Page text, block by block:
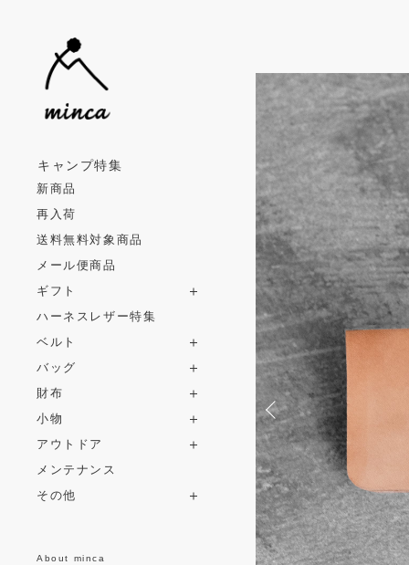
キャンプ特集
新商品
再入荷
送料無料対象商品
メール便商品
ギフト
ハーネスレザー特集
ベルト
バッグ
財布
小物
アウトドア
メンテナンス
その他
About minca